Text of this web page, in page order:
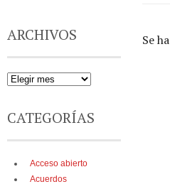
Se
ARCHIVOS
CATEGORÍAS
Acceso abierto
Acuerdos